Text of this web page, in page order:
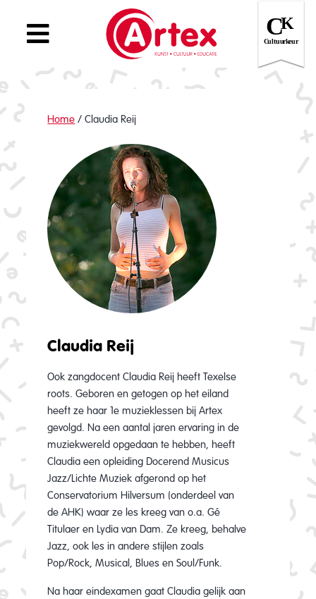
Home /Claudia Reij
Claudia Reij
Ook zangdocent Claudia Reij heeft Texelse
roots. Geboren en getogen op het eiland
heeft ze haar 1e muzieklessen bij Artex
gevolgd. Na een aantal jaren ervaring in de
muziekwereld opgedaan te hebben, heeft
Claudia een opleiding Docerend Musicus
Jazz/Lichte Muziek afgerond op het
Conservatorium Hilversum (onderdeel van
de AHK) waar ze les kreeg van o.a. Gé
Titulaer en Lydia van Dam. Ze kreeg, behalve
Jazz, ook les in andere stijlen zoals
Pop/Rock, Musical, Blues en Soul/Funk.
Na haar eindexamen gaat Claudia gelijk aan